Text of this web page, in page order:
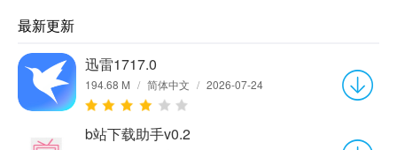
最新更新
迅雷1717.0
194.68 M / 简体中文 / 2026-07-24
b站下载助手v0.2